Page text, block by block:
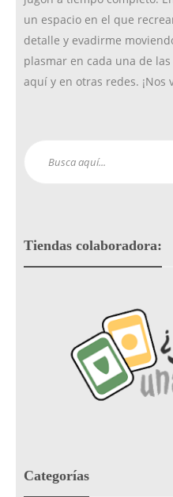
m
un espacio en el que
detalle y evadirme
plasmar en cada una de
aquí y en otras redes. ¡Nos
Tiendas colaboradora:
Categorías